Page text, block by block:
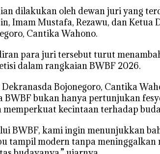
g
u
n
F
a
h
i
o
B
e
dilakukan oleh dewan juri yang
Imam Mustafa, Rezawu, dan Ketua
Cantika Wahono.
para juri tersebut turut
dalam rangkaian BWBF 2026.
Bojonegoro, Cantika
BWBF bukan hanya pertunjukan
memperkuat kecintaan terhadap
BWBF, kami ingin menunjukkan
tampil modern tanpa meninggalkan